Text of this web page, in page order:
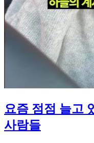
요즘 점점 늘고
사람들